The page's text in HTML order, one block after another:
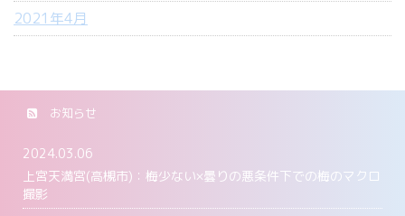
2021年4月
お知らせ
2024.03.06
上宮天満宮(高槻市)：梅少ない×曇りの悪条件下での梅のマクロ
撮影